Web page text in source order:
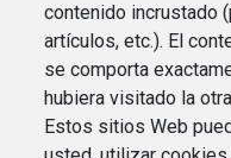
contenido incrustado
artículos, etc.). El
se comporta
hubiera visitado la
Estos sitios Web